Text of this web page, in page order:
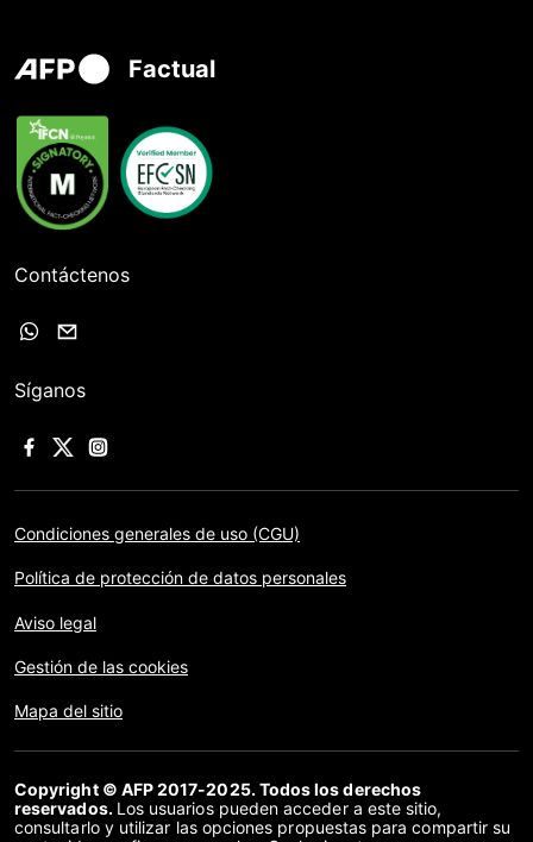
Factual
Contáctenos
Síganos
Condiciones generales de uso (CGU)
Política de protección de datos personales
Aviso legal
Gestión de las cookies
Mapa del sitio
Copyright © AFP 2017-2025. Todos los derechos
reservados. Los usuarios pueden acceder a este sitio,
consultarlo y utilizar las opciones propuestas para compartir su